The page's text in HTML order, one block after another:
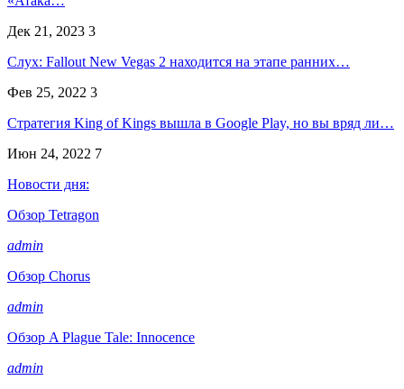
Дек 21, 2023 3
Слух: Fallout New Vegas 2 находится на этапе ранних…
Фев 25, 2022 3
Стратегия King of Kings вышла в Google Play, но вы вряд ли…
Июн 24, 2022 7
Новости дня:
Обзор Tetragon
admin
Обзор Chorus
admin
Обзор A Plague Tale: Innocence
admin